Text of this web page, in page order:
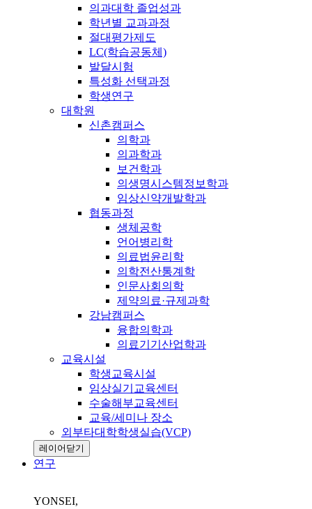
의과대학 졸업성과
학년별 교과과정
절대평가제도
LC(학습공동체)
발달시험
특성화 선택과정
학생연구
대학원
신촌캠퍼스
의학과
의과학과
보건학과
의생명시스템정보학과
임상신약개발학과
협동과정
생체공학
언어병리학
의료법윤리학
의학전산통계학
인문사회의학
제약의료·규제과학
강남캠퍼스
융합의학과
의료기기산업학과
교육시설
학생교육시설
임상실기교육센터
수술해부교육센터
교육/세미나 장소
외부타대학학생실습(VCP)
레이어닫기
연구
YONSEI,